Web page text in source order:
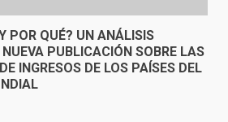
POR QUÉ? UN ANÁLISIS
PUBLICACIÓN SOBRE LAS
INGRESOS DE LOS PAÍSES DEL